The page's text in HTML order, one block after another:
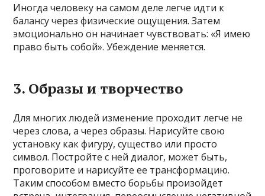
Иногда человеку на самом деле легче идти к
балансу через физические ощущения. Затем
эмоционально он начинает чувствовать: «Я имею
право быть собой». Убеждение меняется.
3. Образы и творчество
Для многих людей изменение проходит легче не
через слова, а через образы. Нарисуйте свою
установку как фигуру, существо или просто
символ. Постройте с ней диалог, может быть,
проговорите и нарисуйте ее трансформацию.
Таким способом вместо борьбы произойдет